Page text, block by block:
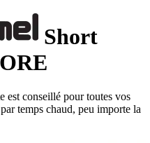
Short
est conseillé pour toutes vos
temps chaud, peu importe la